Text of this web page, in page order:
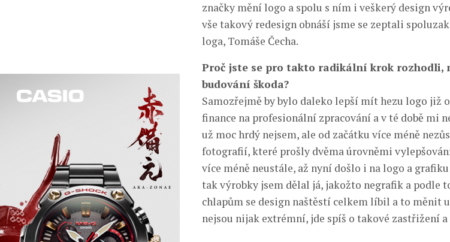
značky mění logo a spolu s ním i veškerý design
vše takový redesign obnáší jsme se zeptali
loga, Tomáše Čecha.
Proč jste se pro takto radikální krok rozhodli,
budování škoda?
Samozřejmě by bylo daleko lepší mít hezu logo již
finance na profesionální zpracování a v té době mi
už moc hrdý nejsem, ale od začátku více méně
fotografií, které prošly dvěma úrovněmi
více méně neustále, až nyní došlo i na logo a grafiku
tak výrobky jsem dělal já, jakožto negrafik a podle
chlapům se design naštěstí celkem líbil a to měnit
nejsou nijak extrémní, jde spíš o takové zastřižení